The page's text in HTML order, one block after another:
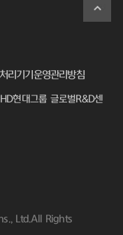
리기기운영관리방침
현대그룹 글로벌R&D센
Ltd.All Rights